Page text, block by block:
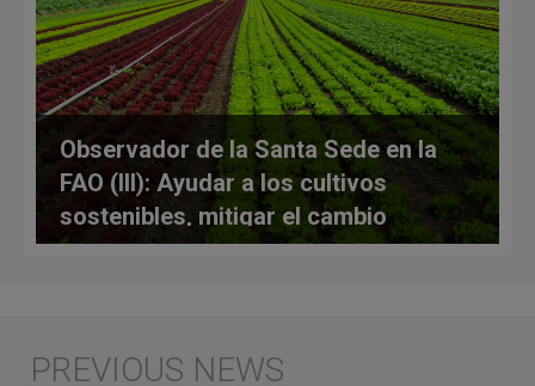
Observador de la Santa Sede en la
FAO (III): Ayudar a los cultivos
sostenibles, mitigar el cambio
climático y mudar el escenario del